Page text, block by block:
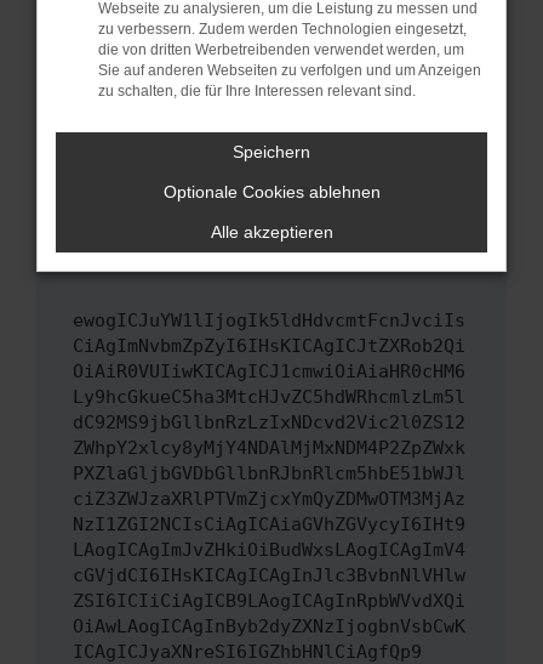
Veraltete Software birgt nicht nur ein
Sicherheitsrisiko, sondern kann auch dazu
führen, dass bestimmte Funktionen nicht mehr
unterstützt werden.
Wende dich an den Webseitenbetreiber.
Wenn du alle oben genannten Schritte versucht
hast, kontaktiere uns bitte. Wir werden
versuchen, das Problem zu beheben. Du kannst
uns diesen Text schicken, um uns bei der
ewogICJuYW1lIjogIk5ldHdvcmtFcnJvciIs
CiAgImNvbmZpZyI6IHsKICAgICJtZXRob2Qi
OiAiR0VUIiwKICAgICJ1cmwiOiAiaHR0cHM6
Ly9hcGkueC5ha3MtcHJvZC5hdWRhcmlzLm5l
dC92MS9jbGllbnRzLzIxNDcvd2Vic2l0ZS12
ZWhpY2xlcy8yMjY4NDAlMjMxNDM4P2ZpZWxk
PXZlaGljbGVDbGllbnRJbnRlcm5hbE51bWJl
ciZ3ZWJzaXRlPTVmZjcxYmQyZDMwOTM3MjAz
NzI1ZGI2NCIsCiAgICAiaGVhZGVycyI6IHt9
LAogICAgImJvZHkiOiBudWxsLAogICAgImV4
cGVjdCI6IHsKICAgICAgInJlc3BvbnNlVHlw
ZSI6ICIiCiAgICB9LAogICAgInRpbWVvdXQi
OiAwLAogICAgInByb2dyZXNzIjogbnVsbCwK
ICAgICJyaXNreSI6IGZhbHNlCiAgfQp9
Webseite zu analysieren, um die Leistung zu messen und
zu verbessern. Zudem werden Technologien eingesetzt,
die von dritten Werbetreibenden verwendet werden, um
Sie auf anderen Webseiten zu verfolgen und um Anzeigen
zu schalten, die für Ihre Interessen relevant sind.
Speichern
Optionale Cookies ablehnen
Alle akzeptieren